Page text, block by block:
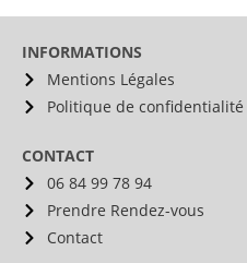
INFORMATIONS
Mentions Légales
Politique de confidentialité
CONTACT
06 84 99 78 94
Prendre Rendez-vous
Contact